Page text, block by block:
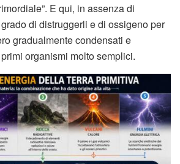
E qui, in assenza di
di distruggerli e di ossigeno per
gradualmente condensati e
organismi molto semplici.